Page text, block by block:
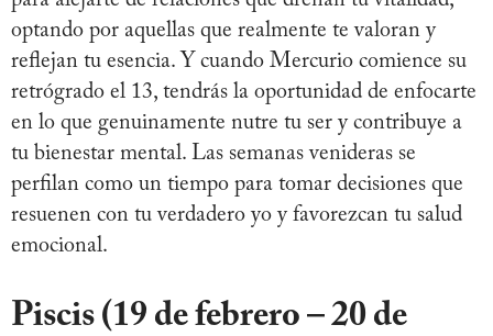
optando por aquellas que realmente te valoran y
reflejan tu esencia. Y cuando Mercurio comience su
retrógrado el 13, tendrás la oportunidad de enfocarte
en lo que genuinamente nutre tu ser y contribuye a
tu bienestar mental. Las semanas venideras se
perfilan como un tiempo para tomar decisiones que
resuenen con tu verdadero yo y favorezcan tu salud
emocional.
Piscis (19 de febrero – 20 de